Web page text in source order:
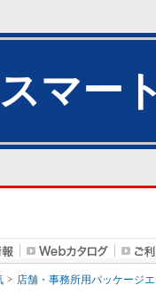
スマー
店舗・事務所用パッケージ